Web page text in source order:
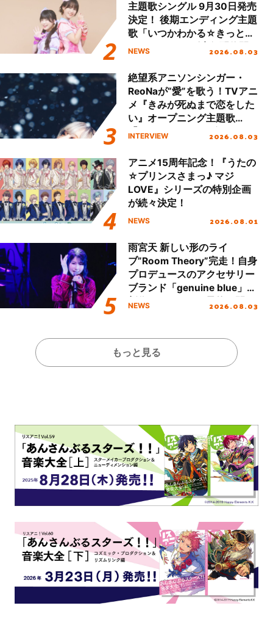
主題歌シングル 9月30日発売
決定！ 後期エンディング主題
歌「いつかわかる☆きっとあ
える」TVサイズ先行配信開
NEWS 2026.08.03
絶望系アニソンシンガー・
ReoNaが“愛”を歌う！TVアニ
メ『きみが死ぬまで恋をした
い』オープニング主題歌
「Amore」インタビュー
INTERVIEW 2026.08.03
アニメ15周年記念！『うたの
☆プリンスさまっ♪ マジ
LOVE』シリーズの特別企画
が続々決定！
NEWS 2026.08.01
雨宮天 新しい形のライ
ブ”Room Theory”完走！自身
プロデュースのアクセサリー
ブランド「genuine blue」の
新作アクセサリー予約も開
NEWS 2026.08.03
もっと見る